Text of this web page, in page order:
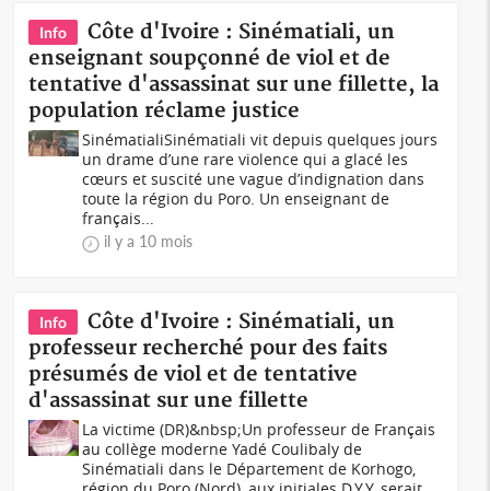
Info
Côte d'Ivoire : Sinématiali, un
enseignant soupçonné de viol et de
tentative d'assassinat sur une fillette, la
population réclame justice
SinématialiSinématiali vit depuis quelques jours
un drame d’une rare violence qui a glacé les
cœurs et suscité une vague d’indignation dans
toute la région du Poro. Un enseignant de
français...
il y a 10 mois
Info
Côte d'Ivoire : Sinématiali, un
professeur recherché pour des faits
présumés de viol et de tentative
d'assassinat sur une fillette
La victime (DR)&nbsp;Un professeur de Français
au collège moderne Yadé Coulibaly de
Sinématiali dans le Département de Korhogo,